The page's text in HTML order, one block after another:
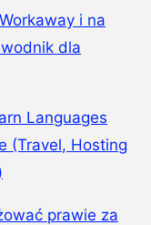
i na
dla
Languages
(Travel, Hosting
prawie za